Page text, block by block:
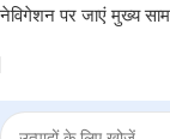
नेविगेशन पर जाएं मुख्य